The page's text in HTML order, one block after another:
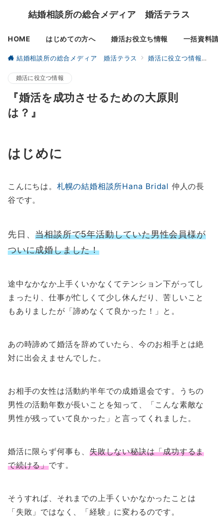
結婚相談所の総合メディア 婚活テラス
HOME はじめての方へ 婚活お役立ち情報 一括資料
結婚相談所の総合メディア 婚活テラス 婚活に役立つ情報
婚活に役立つ情報
『婚活を成功させるための大原則
は？』
はじめに
こんにちは。 札幌の結婚相談所Hana Bridal 仲人の長
谷です。
先日、当相談所で5年活動していた男性会員様が
ついに成婚しました！
途中なかなか上手くいかなくてテンション下がってし
まったり、仕事が忙しくて少し休んだり、苦しいこと
もありましたが「諦めなくて良かった！」と。
あの時諦めて婚活を辞めていたら、今のお相手とは絶
対に出会えませんでした。
お相手の女性は活動約半年での成婚退会です。うちの
男性の活動年数が長いことを知って、「こんな素敵な
男性が残っていて良かった」と言ってくれました。
婚活に限らず何事も、 失敗しない秘訣は「成功するま
で続ける」です。
そうすれば、それまでの上手くいかなかったことは
「失敗」ではなく、「経験」に変わるのです。